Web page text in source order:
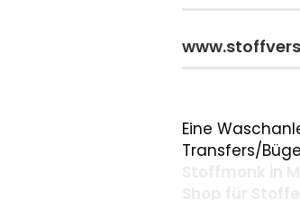
Eine
Transfers/